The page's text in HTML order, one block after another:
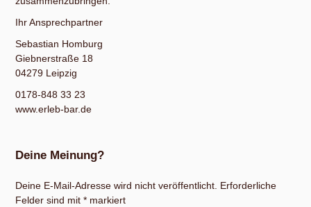
Ihr Ansprechpartner
Sebastian Homburg
Giebnerstraße 18
04279 Leipzig
0178-848 33 23
www.erleb-bar.de
Deine Meinung?
Deine E-Mail-Adresse wird nicht veröffentlicht. Erforderliche
Felder sind mit* markiert